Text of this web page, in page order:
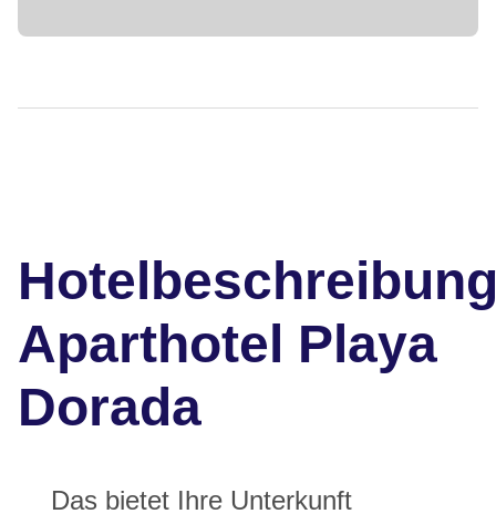
Aparthotel Playa
Dorada
Das bietet Ihre Unterkunft